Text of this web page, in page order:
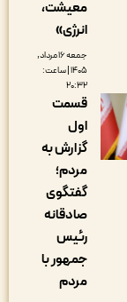
معیشت،
جمعه ۱۶ مرداد,
۱۴۰۵ | ساعت:
قسمت
اول
گزارش به
گفتگوی
صادقانه
جمهور با